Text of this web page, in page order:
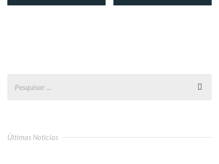
Últimas Notícias